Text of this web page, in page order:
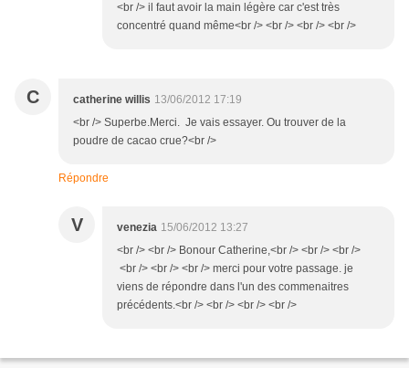
<br /> il faut avoir la main légère car c'est très
concentré quand même<br /> <br /> <br /> <br />
C catherine willis 13/06/2012 17:19
<br /> Superbe.Merci. Je vais essayer. Ou trouver de la
poudre de cacao crue?<br />
Répondre
V venezia 15/06/2012 13:27
<br /> <br /> Bonour Catherine,<br /> <br /> <br />
<br /> <br /> <br /> merci pour votre passage. je
viens de répondre dans l'un des commenaitres
précédents.<br /> <br /> <br /> <br />